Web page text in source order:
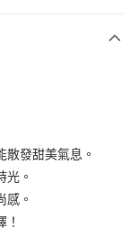
行
業銀行
行
）商業銀行
業銀行
行
業銀行
行
業銀行
業銀行
行
業銀行
行
業銀行
業銀行
）商業銀行
行
行
發甜美氣息。
光。
感。